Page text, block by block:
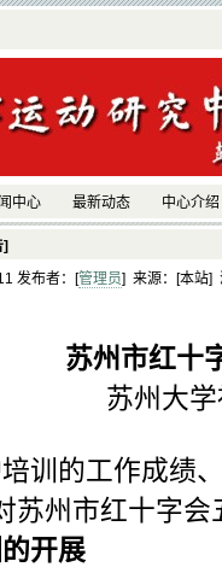
中心 最新动态 中心介绍
发布者：[管理员] 来源：[本站]
苏州市红十
苏州大
训的工作成绩
苏州市红十字
开展